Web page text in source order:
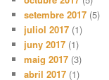
setembre 2017 (5)
juliol 2017 (1)
juny 2017 (1)
maig 2017 (3)
abril 2017 (1)